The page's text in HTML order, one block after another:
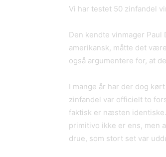
Vi har testet 50 zinfandel
Den kendte vinmager
amerikansk, måtte det
også argumentere for, at
I mange år har der dog
zinfandel var officielt to
faktisk er næsten
primitivo ikke er ens, men
drue, som stort set var